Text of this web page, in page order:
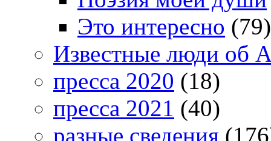
Это интересно (79)
Известные люди об
пресса 2020 (18)
пресса 2021 (40)
разные сведения